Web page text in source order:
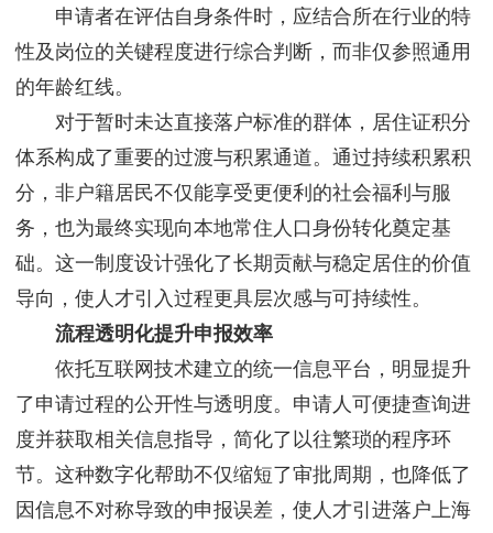
申请者在评估自身条件时，应结合所在行业的特
性及岗位的关键程度进行综合判断，而非仅参照通用
的年龄红线。
对于暂时未达直接落户标准的群体，居住证积分
体系构成了重要的过渡与积累通道。通过持续积累积
分，非户籍居民不仅能享受更便利的社会福利与服
务，也为最终实现向本地常住人口身份转化奠定基
础。这一制度设计强化了长期贡献与稳定居住的价值
导向，使人才引入过程更具层次感与可持续性。
流程透明化提升申报效率
依托互联网技术建立的统一信息平台，明显提升
了申请过程的公开性与透明度。申请人可便捷查询进
度并获取相关信息指导，简化了以往繁琐的程序环
节。这种数字化帮助不仅缩短了审批周期，也降低了
因信息不对称导致的申报误差，使人才引进落户上海